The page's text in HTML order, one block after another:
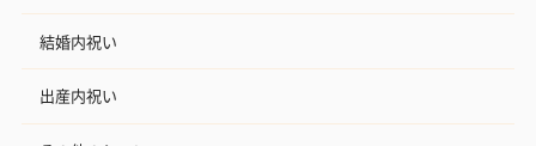
結婚内祝い
出産内祝い